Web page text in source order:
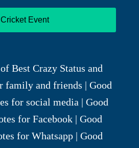
Cricket Event